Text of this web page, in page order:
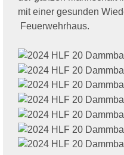
mit einer gesunden
Feuerwehrhaus.